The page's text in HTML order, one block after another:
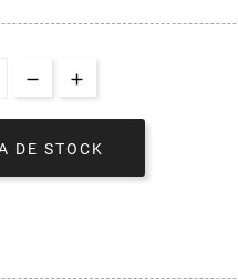
DE STOCK